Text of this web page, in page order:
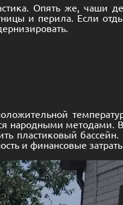
Опять же, чаши
и перила. Если
народными методами.
пластиковый
и финансовые